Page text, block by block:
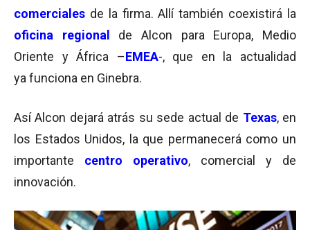
comerciales de la firma. Allí también coexistirá la
oficina regional
de Alcon para Europa, Medio
Oriente y África –EMEA-, que en la actualidad
ya funciona en Ginebra.
Así Alcon dejará atrás su sede actual de Texas, en
los Estados Unidos, la que permanecerá como un
importante centro operativo, comercial y de
innovación.